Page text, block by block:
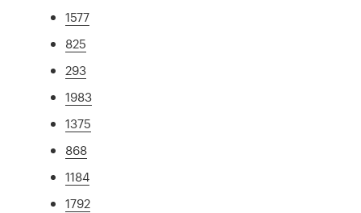
1577
825
293
1983
1375
868
1184
1792